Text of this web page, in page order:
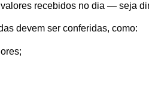
recebidos no dia — seja
devem ser conferidas, como: